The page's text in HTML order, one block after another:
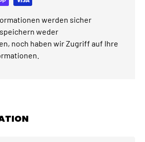
werden sicher
weder
noch haben wir Zugriff auf Ihre